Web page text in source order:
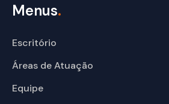
Menus.
Escritório
Áreas de Atuação
Equipe